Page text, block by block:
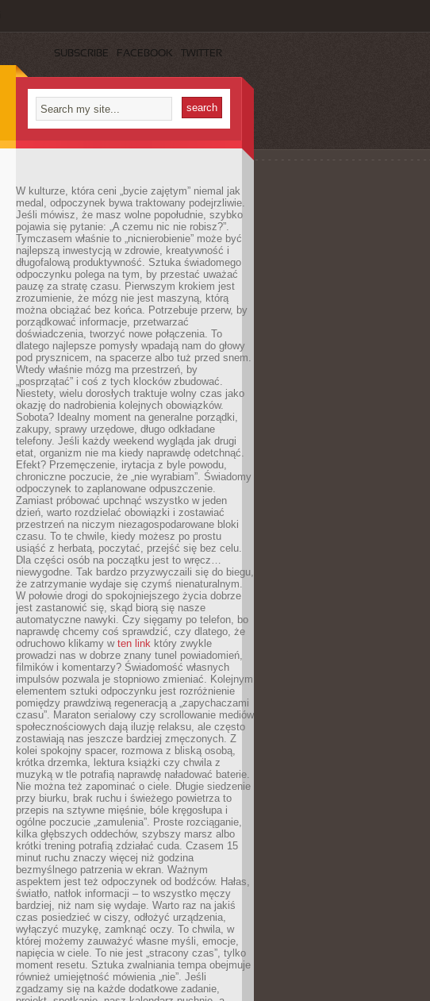
SUBSCRIBE FACEBOOK TWITTER
W kulturze, która ceni „bycie zajętym” niemal jak
medal, odpoczynek bywa traktowany podejrzliwie.
Jeśli mówisz, że masz wolne popołudnie, szybko
pojawia się pytanie: „A czemu nic nie robisz?”.
Tymczasem właśnie to „nicnierobienie” może być
najlepszą inwestycją w zdrowie, kreatywność i
długofalową produktywność. Sztuka świadomego
odpoczynku polega na tym, by przestać uważać
pauzę za stratę czasu. Pierwszym krokiem jest
zrozumienie, że mózg nie jest maszyną, którą
można obciążać bez końca. Potrzebuje przerw, by
porządkować informacje, przetwarzać
doświadczenia, tworzyć nowe połączenia. To
dlatego najlepsze pomysły wpadają nam do głowy
pod prysznicem, na spacerze albo tuż przed snem.
Wtedy właśnie mózg ma przestrzeń, by
„posprzątać” i coś z tych klocków zbudować.
Niestety, wielu dorosłych traktuje wolny czas jako
okazję do nadrobienia kolejnych obowiązków.
Sobota? Idealny moment na generalne porządki,
zakupy, sprawy urzędowe, długo odkładane
telefony. Jeśli każdy weekend wygląda jak drugi
etat, organizm nie ma kiedy naprawdę odetchnąć.
Efekt? Przemęczenie, irytacja z byle powodu,
chroniczne poczucie, że „nie wyrabiam”. Świadomy
odpoczynek to zaplanowane odpuszczenie.
Zamiast próbować upchnąć wszystko w jeden
dzień, warto rozdzielać obowiązki i zostawiać
przestrzeń na niczym niezagospodarowane bloki
czasu. To te chwile, kiedy możesz po prostu
usiąść z herbatą, poczytać, przejść się bez celu.
Dla części osób na początku jest to wręcz…
niewygodne. Tak bardzo przyzwyczaili się do biegu,
że zatrzymanie wydaje się czymś nienaturalnym.
W połowie drogi do spokojniejszego życia dobrze
jest zastanowić się, skąd biorą się nasze
automatyczne nawyki. Czy sięgamy po telefon, bo
naprawdę chcemy coś sprawdzić, czy dlatego, że
odruchowo klikamy w ten link który zwykle
prowadzi nas w dobrze znany tunel powiadomień,
filmików i komentarzy? Świadomość własnych
impulsów pozwala je stopniowo zmieniać. Kolejnym
elementem sztuki odpoczynku jest rozróżnienie
pomiędzy prawdziwą regeneracją a „zapychaczami
czasu”. Maraton serialowy czy scrollowanie mediów
społecznościowych dają iluzję relaksu, ale często
zostawiają nas jeszcze bardziej zmęczonych. Z
kolei spokojny spacer, rozmowa z bliską osobą,
krótka drzemka, lektura książki czy chwila z
muzyką w tle potrafią naprawdę naładować baterie.
Nie można też zapominać o ciele. Długie siedzenie
przy biurku, brak ruchu i świeżego powietrza to
przepis na sztywne mięśnie, bóle kręgosłupa i
ogólne poczucie „zamulenia”. Proste rozciąganie,
kilka głębszych oddechów, szybszy marsz albo
krótki trening potrafią zdziałać cuda. Czasem 15
minut ruchu znaczy więcej niż godzina
bezmyślnego patrzenia w ekran. Ważnym
aspektem jest też odpoczynek od bodźców. Hałas,
światło, natłok informacji – to wszystko męczy
bardziej, niż nam się wydaje. Warto raz na jakiś
czas posiedzieć w ciszy, odłożyć urządzenia,
wyłączyć muzykę, zamknąć oczy. To chwila, w
której możemy zauważyć własne myśli, emocje,
napięcia w ciele. To nie jest „stracony czas”, tylko
moment resetu. Sztuka zwalniania tempa obejmuje
również umiejętność mówienia „nie”. Jeśli
zgadzamy się na każde dodatkowe zadanie,